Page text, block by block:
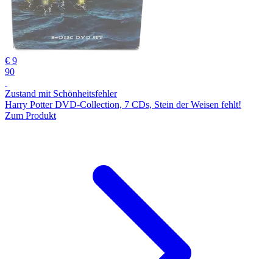
€ 9
90
Zustand mit Schönheitsfehler
Harry Potter DVD-Collection, 7 CDs, Stein der Weisen fehlt!
Zum Produkt